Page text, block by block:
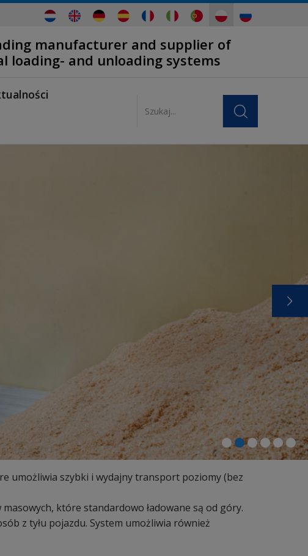
manufacturer and supplier of
loading- and unloading systems
umożliwia szybki i wydajny transport poziomy (bez
które standardowo ładowane są od góry.
z tyłu pojazdu. System umożliwia również